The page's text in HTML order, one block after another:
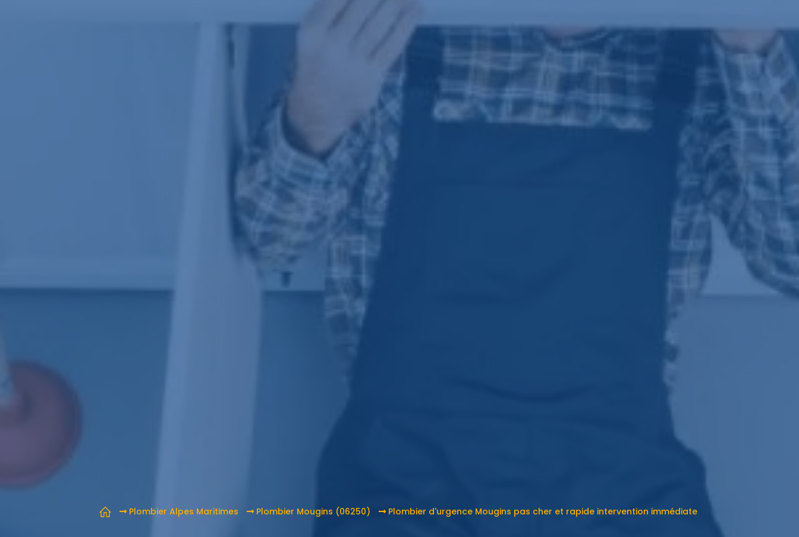
Plombier Alpes Maritimes Plombier Mougins (06250) Plombier d'urgence Mougins pas cher et rapide intervention immédiate